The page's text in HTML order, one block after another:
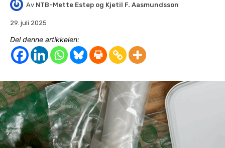
Av NTB-Mette Estep og Kjetil F. Aasmundsson
29. juli 2025
Del denne artikkelen: